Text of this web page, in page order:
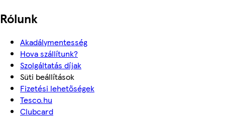
Rólunk
Akadálymentesség
Hova szállítunk?
Szolgáltatás díjak
Süti beállítások
Fizetési lehetőségek
Tesco.hu
Clubcard